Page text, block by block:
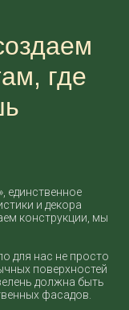
где
единственное
и декора
конструкции, мы
для нас не просто
поверхностей
должна быть
фасадов.